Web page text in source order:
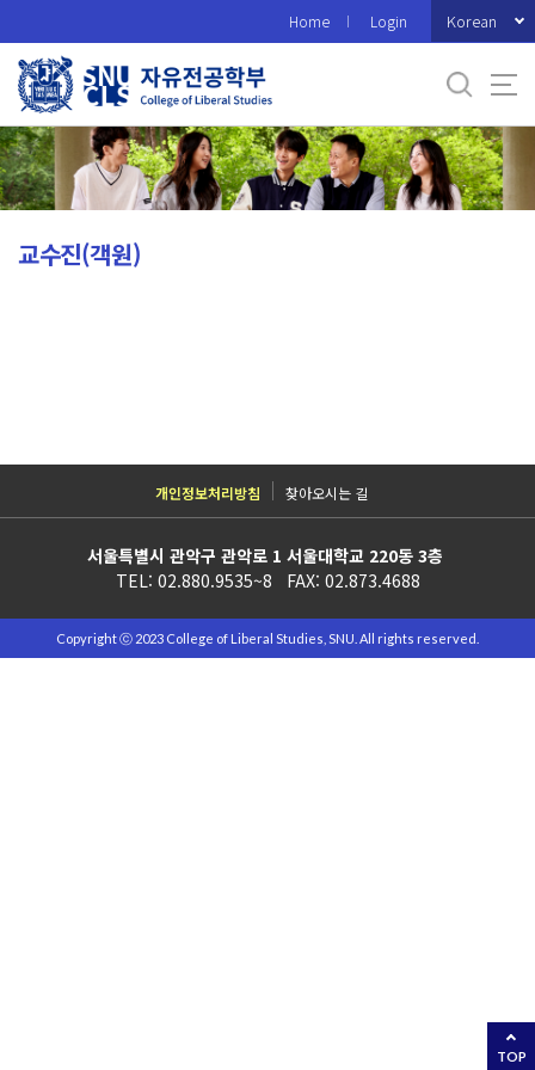
로
메
뉴
Home Login Korean
교수진(객원)
TOP
개인정보처리방침 찾아오시는 길
서울특별시 관악구 관악로 1 서울대학교 220동 3층
TEL: 02.880.9535~8 FAX: 02.873.4688
Copyright ⓒ 2023 College of Liberal Studies, SNU. All rights reserved.